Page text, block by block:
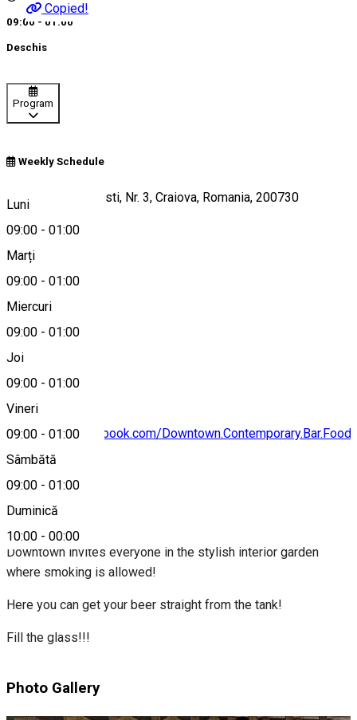
Copied!
09:00 - 01:00
Deschis
Program
Weekly Schedule
Luni
09:00 - 01:00
Marți
09:00 - 01:00
Miercuri
09:00 - 01:00
Joi
09:00 - 01:00
Vineri
09:00 - 01:00
Sâmbătă
09:00 - 01:00
Duminică
10:00 - 00:00
Strada Fratii Buzesti, Nr. 3, Craiova, Romania, 200730
Hartă
https://www.facebook.com/Downtown.Contemporary.Bar.Food/
Despre
Downtown invites everyone in the stylish interior garden
where smoking is allowed!
Here you can get your beer straight from the tank!
Fill the glass!!!
Photo Gallery